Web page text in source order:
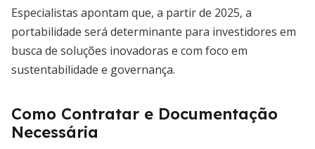
Especialistas apontam que, a partir de 2025, a
portabilidade será determinante para investidores em
busca de soluções inovadoras e com foco em
sustentabilidade e governança.
Como Contratar e Documentação
Necessária